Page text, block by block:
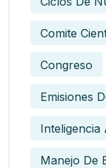
Comite
Congreso
Emisiones
Inteligencia
Manejo De